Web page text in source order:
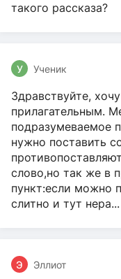
такого рассказа?
У Ученик
Здравствуйте,
прилагательным.
подразумеваемое
нужно поставить
слово,но так же в
пункт:если можно
слитно и тут нера...
Э Эллиот